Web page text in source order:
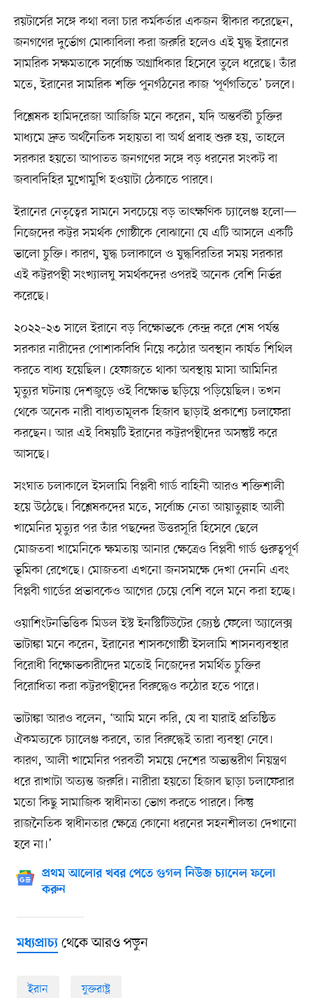
রয়টার্সের সঙ্গে কথা বলা চার কর্মকর্তার একজন স্বীকার করেছেন,
জনগণের দুর্ভোগ মোকাবিলা করা জরুরি হলেও এই যুদ্ধ ইরানের
সামরিক সক্ষমতাকে সর্বোচ্চ অগ্রাধিকার হিসেবে তুলে ধরেছে। তাঁর
মতে, ইরানের সামরিক শক্তি পুনর্গঠনের কাজ ‘পূর্ণগতিতে’ চলবে।
বিশ্লেষক হামিদরেজা আজিজি মনে করেন, যদি অন্তর্বর্তী চুক্তির
মাধ্যমে দ্রুত অর্থনৈতিক সহায়তা বা অর্থ প্রবাহ শুরু হয়, তাহলে
সরকার হয়তো আপাতত জনগণের সঙ্গে বড় ধরনের সংকট বা
জবাবদিহির মুখোমুখি হওয়াটা ঠেকাতে পারবে।
ইরানের নেতৃত্বের সামনে সবচেয়ে বড় তাৎক্ষণিক চ্যালেঞ্জ হলো—
নিজেদের কট্টর সমর্থক গোষ্ঠীকে বোঝানো যে এটি আসলে একটি
ভালো চুক্তি। কারণ, যুদ্ধ চলাকালে ও যুদ্ধবিরতির সময় সরকার
এই কট্টরপন্থী সংখ্যালঘু সমর্থকদের ওপরই অনেক বেশি নির্ভর
করেছে।
২০২২–২৩ সালে ইরানে বড় বিক্ষোভকে কেন্দ্র করে শেষ পর্যন্ত
সরকার নারীদের পোশাকবিধি নিয়ে কঠোর অবস্থান কার্যত শিথিল
করতে বাধ্য হয়েছিল। হেফাজতে থাকা অবস্থায় মাসা আমিনির
মৃত্যুর ঘটনায় দেশজুড়ে ওই বিক্ষোভ ছড়িয়ে পড়িয়েছিল। তখন
থেকে অনেক নারী বাধ্যতামূলক হিজাব ছাড়াই প্রকাশ্যে চলাফেরা
করছেন। আর এই বিষয়টি ইরানের কট্টরপন্থীদের অসন্তুষ্ট করে
আসছে।
সংঘাত চলাকালে ইসলামি বিপ্লবী গার্ড বাহিনী আরও শক্তিশালী
হয়ে উঠেছে। বিশ্লেষকদের মতে, সর্বোচ্চ নেতা আয়াতুল্লাহ আলী
খামেনির মৃত্যুর পর তাঁর পছন্দের উত্তরসূরি হিসেবে ছেলে
মোজতবা খামেনিকে ক্ষমতায় আনার ক্ষেত্রেও বিপ্লবী গার্ড গুরুত্বপূর্ণ
ভূমিকা রেখেছে। মোজতবা এখনো জনসমক্ষে দেখা দেননি এবং
বিপ্লবী গার্ডের প্রভাবকেও আগের চেয়ে বেশি বলে মনে করা হচ্ছে।
ওয়াশিংটনভিত্তিক মিডল ইস্ট ইনস্টিটিউটের জ্যেষ্ঠ ফেলো অ্যালেক্স
ভাটাঙ্কা মনে করেন, ইরানের শাসকগোষ্ঠী ইসলামি শাসনব্যবস্থার
বিরোধী বিক্ষোভকারীদের মতোই নিজেদের সমর্থিত চুক্তির
বিরোধিতা করা কট্টরপন্থীদের বিরুদ্ধেও কঠোর হতে পারে।
ভাটাঙ্কা আরও বলেন, ‘আমি মনে করি, যে বা যারাই প্রতিষ্ঠিত
ঐকমত্যকে চ্যালেঞ্জ করবে, তার বিরুদ্ধেই তারা ব্যবস্থা নেবে।
কারণ, আলী খামেনির পরবর্তী সময়ে দেশের অভ্যন্তরীণ নিয়ন্ত্রণ
ধরে রাখাটা অত্যন্ত জরুরি। নারীরা হয়তো হিজাব ছাড়া চলাফেরার
মতো কিছু সামাজিক স্বাধীনতা ভোগ করতে পারবে। কিন্তু
রাজনৈতিক স্বাধীনতার ক্ষেত্রে কোনো ধরনের সহনশীলতা দেখানো
হবে না।’
প্রথম আলোর খবর পেতে গুগল নিউজ চ্যানেল ফলো
করুন
মধ্যপ্রাচ্যথেকে আরও পড়ুন
ইরান যুক্তরাষ্ট্র